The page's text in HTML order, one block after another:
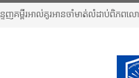
គម្ពីរអាល់គូរអានចាំមាត់លំដាប់ពិភពល